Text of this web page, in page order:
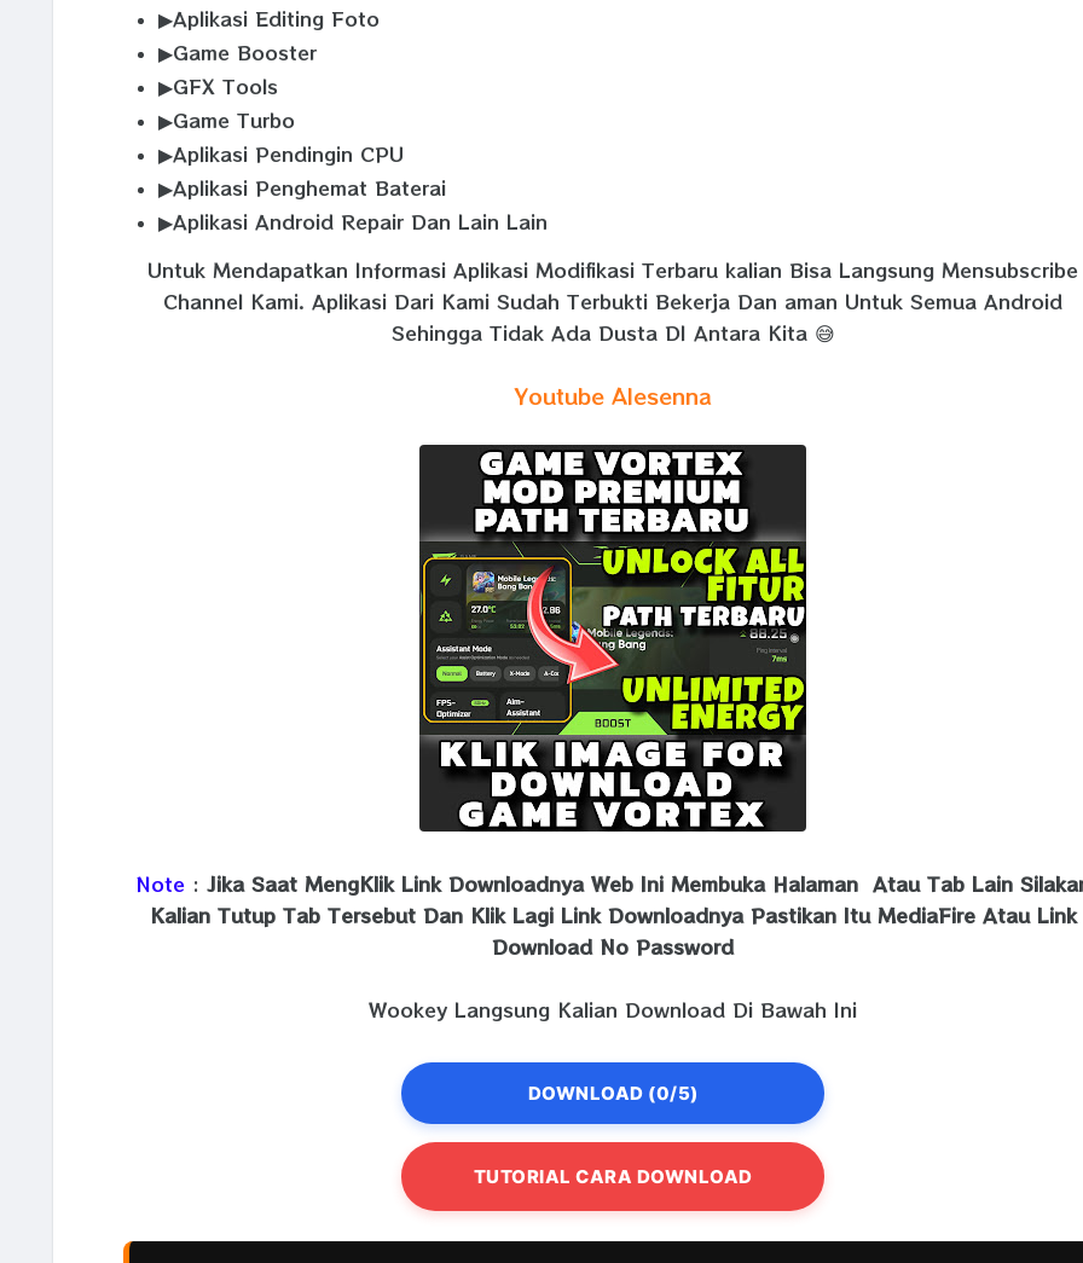
▶Aplikasi Editing Foto
▶Game Booster
▶GFX Tools
▶Game Turbo
▶Aplikasi Pendingin CPU
▶Aplikasi Penghemat Baterai
▶Aplikasi Android Repair Dan Lain Lain
Untuk Mendapatkan Informasi Aplikasi Modifikasi Terbaru kalian Bisa Langsung Mensubscribe
Channel Kami. Aplikasi Dari Kami Sudah Terbukti Bekerja Dan aman Untuk Semua Android
Sehingga Tidak Ada Dusta DI Antara Kita 😅
Youtube Alesenna
Note : Jika Saat MengKlik Link Downloadnya Web Ini Membuka Halaman Atau Tab Lain
Kalian Tutup Tab Tersebut Dan Klik Lagi Link Downloadnya Pastikan Itu MediaFire Atau Link
Download No Password
Wookey Langsung Kalian Download Di Bawah Ini
DOWNLOAD (0/5)
TUTORIAL CARA DOWNLOAD